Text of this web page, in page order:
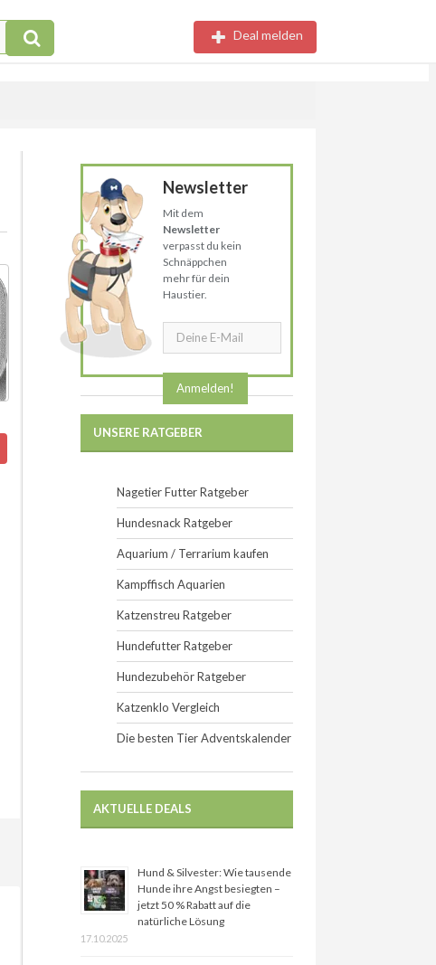
Deal melden
Newsletter
Mit dem
Newsletter
verpasst du kein
Schnäppchen
mehr für dein
Haustier.
UNSERE RATGEBER
Nagetier Futter Ratgeber
Hundesnack Ratgeber
Aquarium / Terrarium kaufen
Kampffisch Aquarien
Katzenstreu Ratgeber
Hundefutter Ratgeber
Hundezubehör Ratgeber
Katzenklo Vergleich
Die besten Tier Adventskalender
AKTUELLE DEALS
Hund & Silvester: Wie tausende
Hunde ihre Angst besiegten –
jetzt 50 % Rabatt auf die
natürliche Lösung
17.10.2025